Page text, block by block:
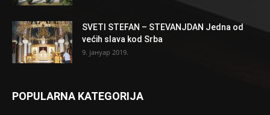
SVETI STEFAN – STEVANJDAN Jedna od
većih slava kod Srba
9. јануар 2019.
POPULARNA KATEGORIJA